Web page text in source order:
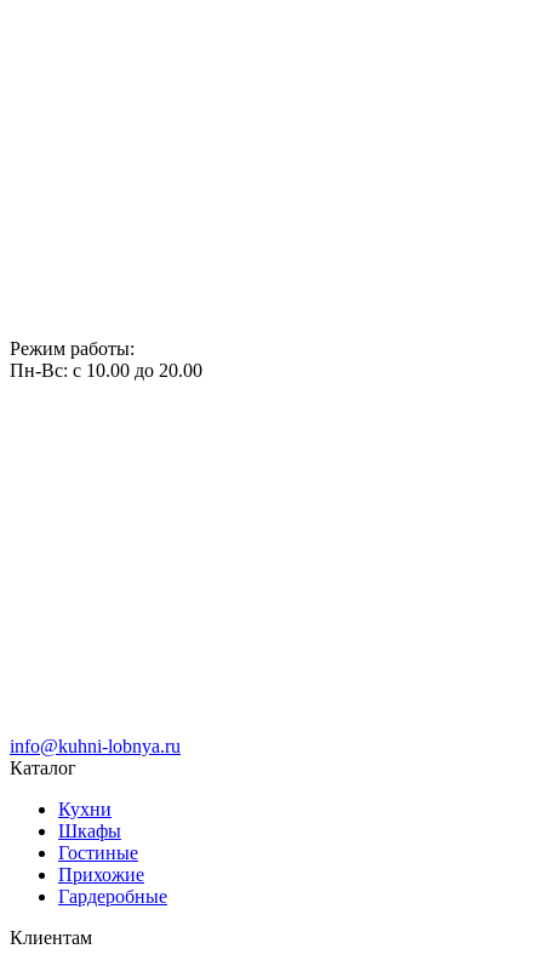
Режим работы:
Пн-Вс: с 10.00 до 20.00
info@kuhni-lobnya.ru
Каталог
Кухни
Шкафы
Гостиные
Прихожие
Гардеробные
Клиентам